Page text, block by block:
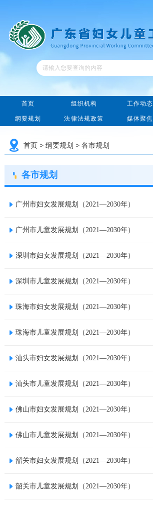
首页 组织机构 工作动态
纲要规划 法律法规政策 媒体聚焦
首页> 纲要规划 > 各市规划
各市规划
广州市妇女发展规划（2021—2030年）
广州市儿童发展规划（2021—2030年）
深圳市妇女发展规划（2021—2030年）
深圳市儿童发展规划（2021—2030年）
珠海市妇女发展规划（2021—2030年）
珠海市儿童发展规划（2021—2030年）
汕头市妇女发展规划（2021—2030年）
汕头市儿童发展规划（2021—2030年）
佛山市妇女发展规划（2021—2030年）
佛山市儿童发展规划（2021—2030年）
韶关市妇女发展规划（2021—2030年）
韶关市儿童发展规划（2021—2030年）